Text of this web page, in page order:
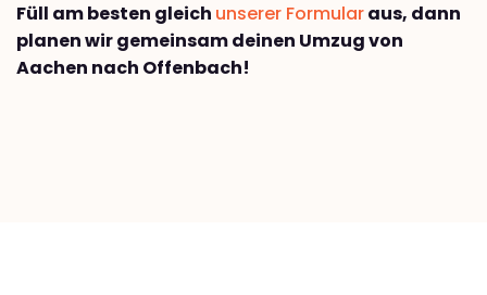
Füll am besten gleich unserer Formularaus, dann
planen wir gemeinsam deinen Umzug von
Aachen nach Offenbach!